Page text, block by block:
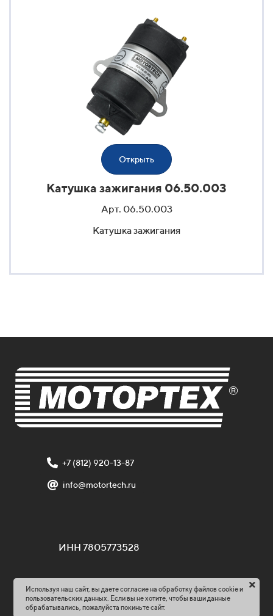
Открыть
Катушка зажигания 06.50.003
Арт. 06.50.003
Катушка зажигания
+7 (812) 920-13-87
info@motortech.ru
ИНН 7805773528
Используя наш сайт, вы даете согласие на обработку файлов cookie и
пользовательских данных. Если вы не хотите, чтобы ваши данные
обрабатывались, пожалуйста покиньте сайт.